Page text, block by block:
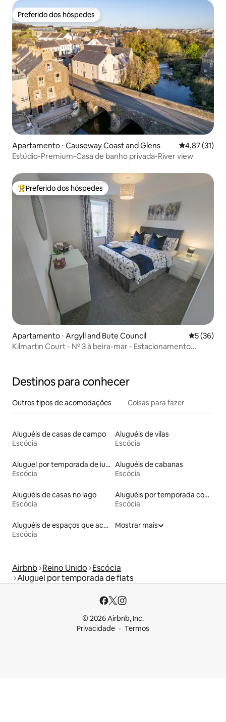
Preferido dos hóspedes
Preferido dos hóspedes
Apartamento ⋅ Causeway Coast and Glens 4,87 de uma
4,87 (31)
Estúdio-Premium-Casa de banho privada-River view
Entre os melhores preferidos dos hóspedes
Preferido dos hóspedes
Apartamento ⋅ Argyll and Bute Council 5 de uma
5 (36)
Kilmartin Court - Nº 3 à beira-mar - Estacionamento
Destinos para conhecer
Outros tipos de acomodações Coisas para fazer
Aluguéis de casas de campo
Escócia
Aluguéis de vilas
Escócia
Aluguel por temporada de iurtas
Escócia
Aluguéis de cabanas
Escócia
Aluguéis de casas no lago
Escócia
Aluguéis por temporada com café da manhã
Escócia
Aluguéis de espaços que aceitam animais de estimação
Escócia
Mostrar mais
Airbnb Reino Unido Escócia
Aluguel por temporada de flats
© 2026 Airbnb, Inc.
Privacidade
Termos